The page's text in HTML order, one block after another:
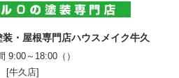
・屋根専門店ハウスメイク牛久
9:00～18:00（）
[牛久店]